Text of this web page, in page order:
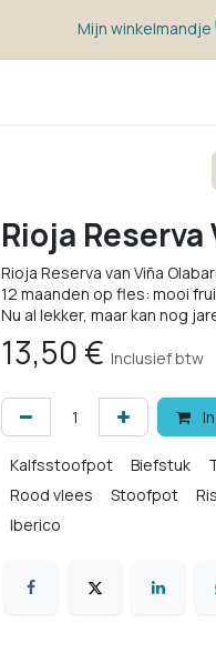
Mijn winkelmandje
Rioja
Rioja Reserva van Viña
12 maanden op fles: mooi
Nu al lekker, maar kan nog
13,50 € Inclusief btw
Kalfsstoofpot Biefstuk
Rood vlees
Stoofpot
Iberico